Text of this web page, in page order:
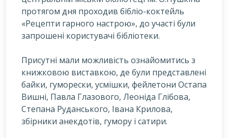
протягом дня проходив бібліо-коктейль
«Рецепти гарного настрою», до участі були
запрошені користувачі бібліотеки.
Присутні мали можливість ознайомитись з
книжковою виставкою, де були представлені
байки, гуморески, усмішки, фейлетони Остапа
Вишні, Павла Глазового, Леоніда Глібова,
Степана Руданського, Івана Крилова,
збірники анекдотів, гумору і сатири.